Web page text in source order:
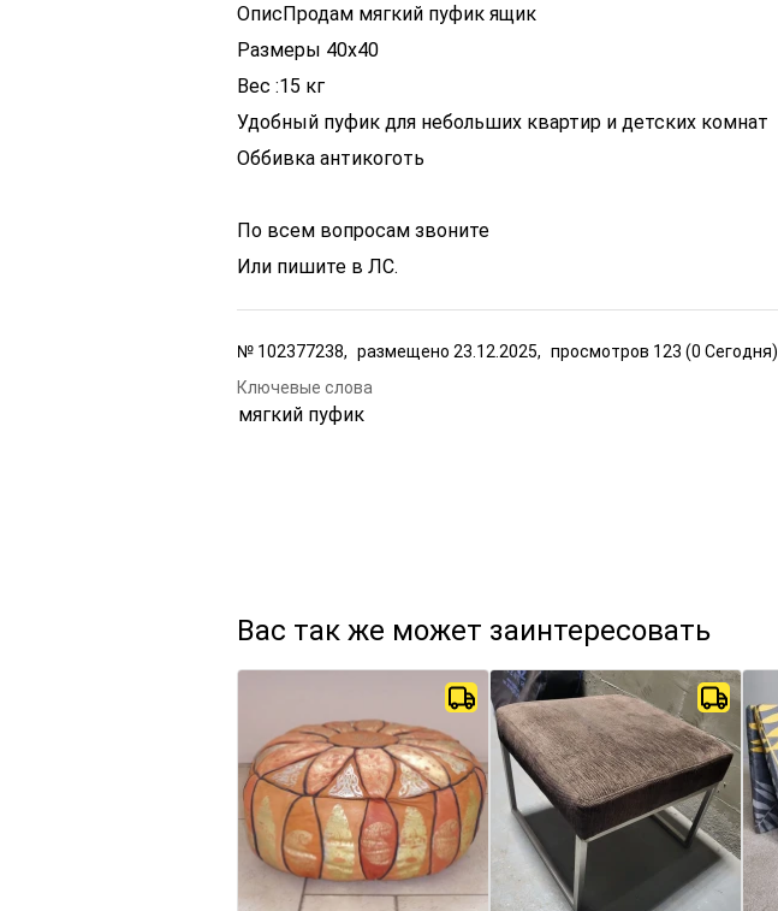
ОписПродам мягкий пуфик ящик
Размеры 40х40
Вес :15 кг
Удобный пуфик для небольших квартир и детских комнат
Оббивка антикоготь
По всем вопросам звоните
Или пишите в ЛС.
№ 102377238, размещено 23.12.2025, просмотров 123 (0 Сегодня)
Ключевые слова
мягкий пуфик
Вас так же может заинтересовать